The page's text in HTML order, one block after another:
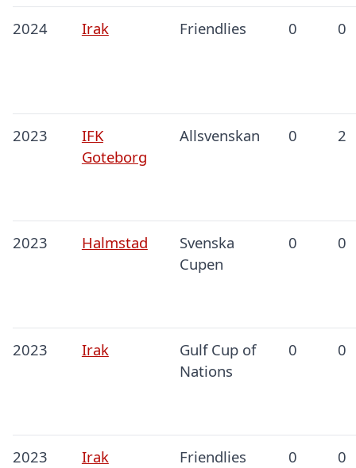
2024 Irak Friendlies 0 0
2023
IFK
Goteborg
Allsvenskan 0 2
2023 Halmstad
Svenska
Cupen
0 0
2023 Irak
Gulf Cup of
Nations
0 0
2023 Irak Friendlies 0 0